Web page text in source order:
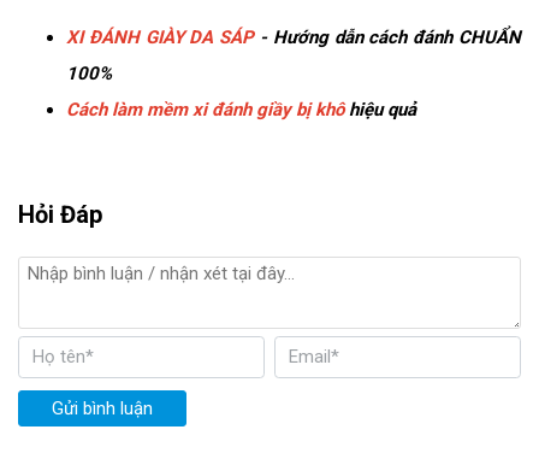
XI ĐÁNH GIÀY DA SÁP- Hướng dẫn cách đánh CHUẨN
100%
Cách làm mềm xi đánh giầy bị khôhiệu quả
Hỏi Đáp
Gửi bình luận